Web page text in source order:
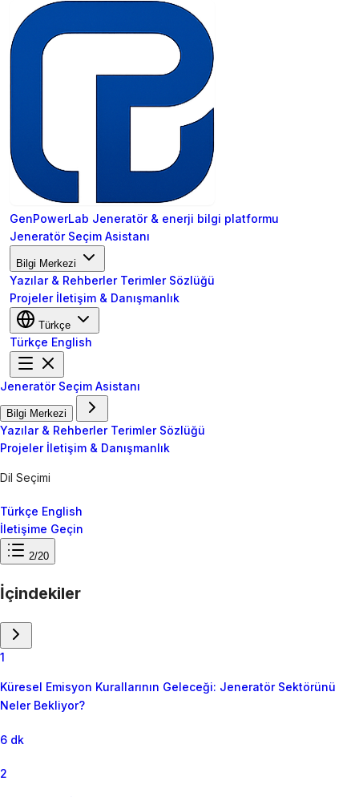
GenPowerLab Jeneratör & enerji bilgi platformu
Jeneratör Seçim Asistanı
Bilgi Merkezi
Yazılar & Rehberler Terimler Sözlüğü
Projeler İletişim & Danışmanlık
Türkçe
Türkçe English
Jeneratör Seçim Asistanı
Bilgi Merkezi
Yazılar & Rehberler Terimler Sözlüğü
Projeler İletişim & Danışmanlık
Dil Seçimi
Türkçe English
İletişime Geçin
2/20
İçindekiler
1
Küresel Emisyon Kurallarının Geleceği: Jeneratör Sektörünü
Neler Bekliyor?
6 dk
2